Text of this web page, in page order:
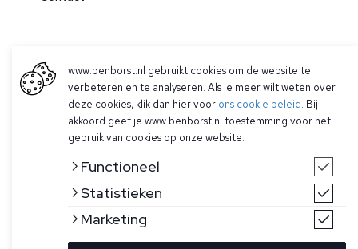
© 2026 Ben Borst
www.benborst.nl gebruikt cookies om de website te
verbeteren en te analyseren. Als je meer wilt weten over
deze cookies, klik dan hier voor ons cookie beleid. Bij
akkoord geef je www.benborst.nl toestemming voor het
gebruik van cookies op onze website.
Functioneel
Statistieken
Marketing